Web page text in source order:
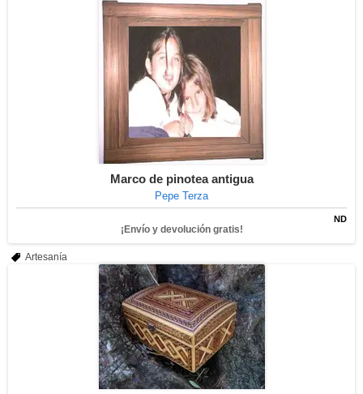
Marco de pinotea antigua
Pepe Terza
ND
¡Envío y devolución gratis!
Artesanía